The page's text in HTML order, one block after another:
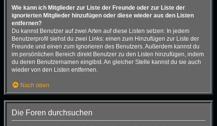
Wie kann ich Mitglieder zur Liste der Freunde oder zur Liste der
ignorierten Mitglieder hinzufügen oder diese wieder aus den Listen
entfernen?
Du kannst Benutzer auf zwei Arten auf diese Listen setzen: In jedem
Benutzerprofil siehst du zwei Links: einen zum Hinzufügen zur Liste der
Freunde und einen zum Ignorieren des Benutzers. Außerdem kannst du
im persönlichen Bereich direkt Benutzer zu den Listen hinzufügen, indem
du deren Benutzernamen eingibst. An gleicher Stelle kannst du sie auch
wieder von den Listen entfernen.
Nach oben
Die Foren durchsuchen